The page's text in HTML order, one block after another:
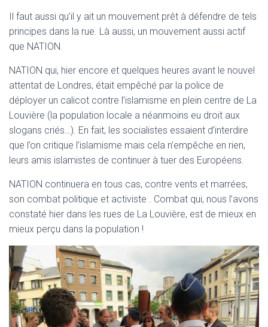
Il faut aussi qu’il y ait un mouvement prêt à défendre de tels
principes dans la rue. Là aussi, un mouvement aussi actif
que NATION.
NATION qui, hier encore et quelques heures avant le nouvel
attentat de Londres, était empêché par la police de
déployer un calicot contre l’islamisme en plein centre de La
Louvière (la population locale a néanmoins eu droit aux
slogans criés…). En fait, les socialistes essaient d’interdire
que l’on critique l’islamisme mais cela n’empêche en rien,
leurs amis islamistes de continuer à tuer des Européens.
NATION continuera en tous cas, contre vents et marrées,
son combat politique et activiste . Combat qui, nous l’avons
constaté hier dans les rues de La Louvière, est de mieux en
mieux perçu dans la population !